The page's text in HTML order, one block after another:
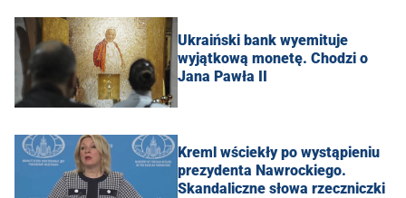
Ukraiński bank wyemituje
wyjątkową monetę. Chodzi o
Jana Pawła II
Kreml wściekły po wystąpieniu
prezydenta Nawrockiego.
Skandaliczne słowa rzeczniczki